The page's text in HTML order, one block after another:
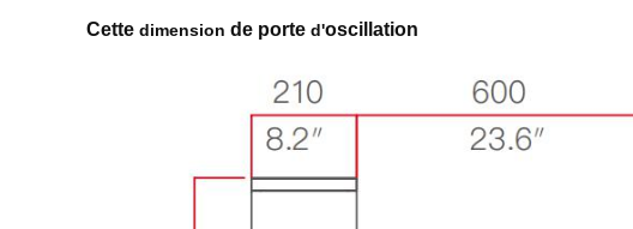
Cette dimension de porte d'oscillation